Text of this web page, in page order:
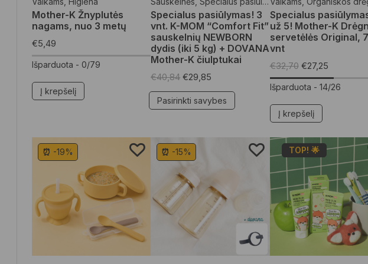
Mother-K Žnyplutės
nagams, nuo 3 metų
€5,49
Išparduota - 0/79
Į krepšelį
Specialus pasiūlymas! 3
vnt. K-MOM “Comfort Fit”
sauskelnių NEWBORN
dydis (iki 5 kg) + DOVANA
Mother-K čiulptukai
€40,84 €29,85
Pasirinkti savybes
Specialus
už 5! Mother-K
servetėlės Original,
vnt
€32,70 €27,25
Išparduota - 14/26
Į krepšelį
⏰ -19% ⏰ -15% TOP! 🌟